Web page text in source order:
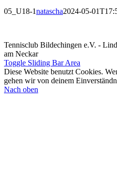
05_U18-1natascha2024-05-
Tennisclub Bildechingen e.V. -
am Neckar
Toggle Sliding Bar Area
Diese Website benutzt Cookies.
gehen wir von deinem
Nach oben